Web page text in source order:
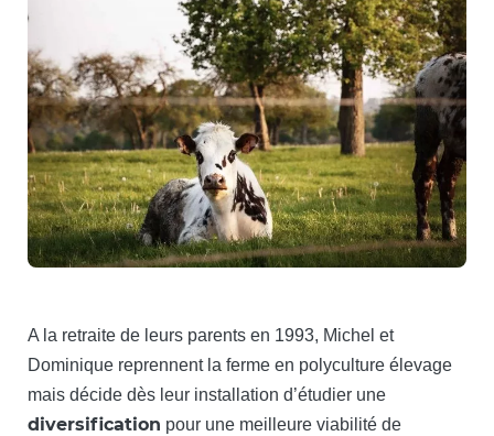
A la retraite de leurs parents en 1993, Michel et
Dominique reprennent la ferme en polyculture élevage
mais décide dès leur installation d’étudier une
diversification pour une meilleure viabilité de